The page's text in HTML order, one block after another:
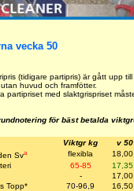
vecka 50
(tidigare partipris) är gått upp till
huvud och framfötter.
partipriset med slaktgrispriset
för bäst betalda
Viktgr kg
v 50
Sva flexibla
18,00
65-85
17,35
-
17,00
Topp* 70-96,9
16,50